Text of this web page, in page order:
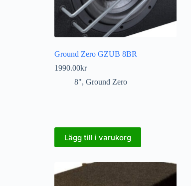
Ground Zero GZUB 8BR
1990.00kr
8", Ground Zero
Lägg till i varukorg